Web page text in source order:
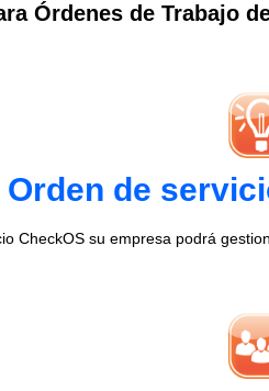
Órdenes de Trabajo
Orden de
CheckOS su empresa podrá